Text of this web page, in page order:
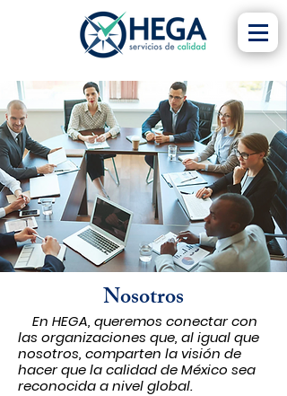
Nosotros
En HEGA, queremos conectar con
las organizaciones que, al igual que
nosotros, comparten la visión de
hacer que la calidad de México sea
reconocida a nivel global.